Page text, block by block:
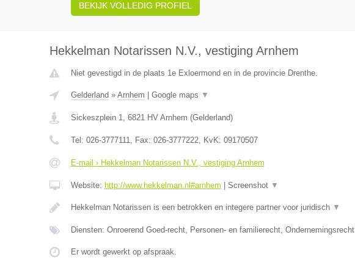
BEKIJK VOLLEDIG PROFIEL
Hekkelman Notarissen N.V., vestiging Arnhem
Niet gevestigd in de plaats 1e Exloermond en in de provincie Drenthe.
Gelderland » Arnhem Google maps ▼
Sickeszplein 1, 6821 HV Arnhem (Gelderland)
Tel: 026-3777111, Fax: 026-3777222, KvK: 09170507
E-mail › Hekkelman Notarissen N.V., vestiging Arnhem
Website: http://www.hekkelman.nl#arnhem Screenshot ▼
Hekkelman Notarissen is een betrokken en integere partner voor juridisch ▼
Diensten: Onroerend Goed-recht, Personen- en familierecht, Ondernemingsrecht
Er wordt gewerkt op afspraak.